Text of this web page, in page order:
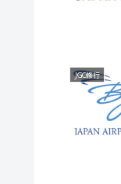
JGC修行